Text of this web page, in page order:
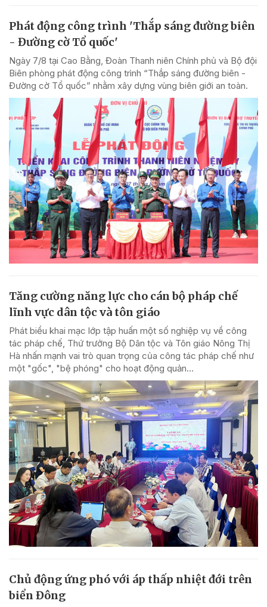
Phát động công trình 'Thắp sáng đường biên
- Đường cờ Tổ quốc'
Ngày 7/8 tại Cao Bằng, Đoàn Thanh niên Chính phủ và Bộ đội
Biên phòng phát động công trình “Thắp sáng đường biên -
Đường cờ Tổ quốc” nhằm xây dựng vùng biên giới an toàn.
Tăng cường năng lực cho cán bộ pháp chế
lĩnh vực dân tộc và tôn giáo
Phát biểu khai mạc lớp tập huấn một số nghiệp vụ về công
tác pháp chế, Thứ trưởng Bộ Dân tộc và Tôn giáo Nông Thị
Hà nhấn mạnh vai trò quan trọng của công tác pháp chế như
một "gốc", "bệ phóng" cho hoạt động quản...
Chủ động ứng phó với áp thấp nhiệt đới trên
biển Đông